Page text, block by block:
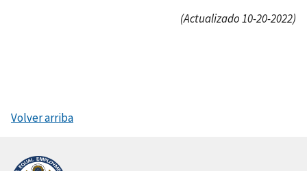
(Actualizado 10-20-2022)
Volver arriba